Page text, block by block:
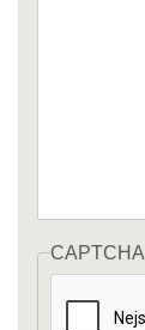
CAPTCHA